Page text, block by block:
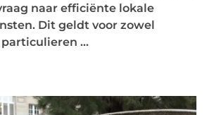
naar efficiënte lokale
Dit geldt voor zowel
...